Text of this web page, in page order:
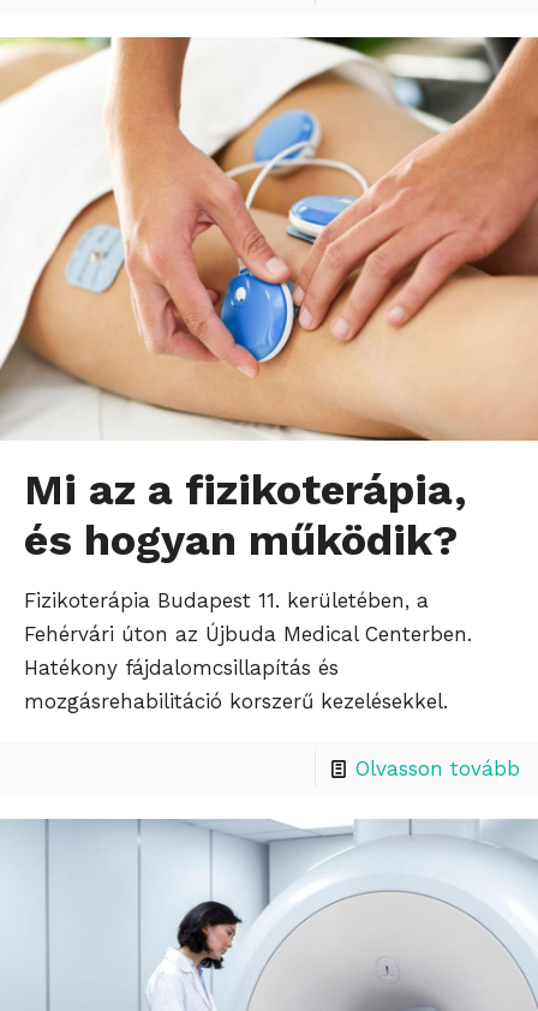
Mi az a fizikoterápia,
és hogyan működik?
Fizikoterápia Budapest 11. kerületében, a
Fehérvári úton az Újbuda Medical Centerben.
Hatékony fájdalomcsillapítás és
mozgásrehabilitáció korszerű kezelésekkel.
Olvasson tovább